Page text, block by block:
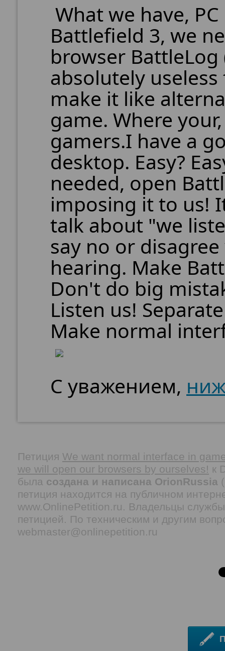
What we have,
Battlefield 3, we
browser
absolutely
make it like
game. Where
gamers.I have a
desktop. Easy?
needed, open
imposing it to us!
talk about "we
say no or
hearing. Make
Don't do big
Listen us!
Make normal
С уважением,
Петиция We want normal interface in
we will open our browsers by ourselves! к
была создана и написана OrionRussia
петиция находится на публичном
www.OnlinePetition.ru. Владельцы
петицией. По техническим и другим
webmaster@onlinepetition.ru